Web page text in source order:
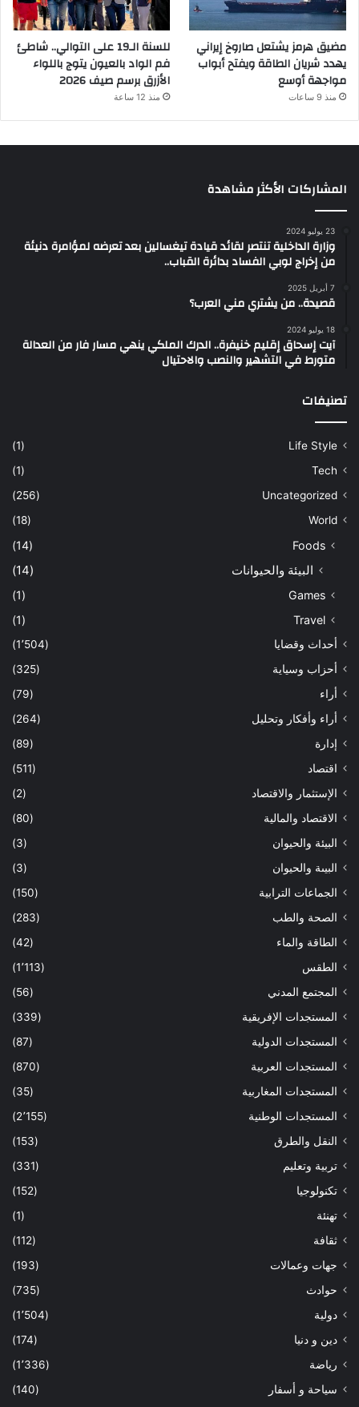
مضيق هرمز يشتعل صاروخ إيراني
يهدد شريان الطاقة ويفتح أبواب
مواجهة أوسع
منذ 9 ساعات
للسنة الـ19 على التوالي.. شاطئ
فم الواد بالعيون يتوج باللواء
الأزرق برسم صيف 2026
منذ 12 ساعة
المشاركات الأكثر مشاهدة
23 يوليو 2024
وزارة الداخلية تنتصر لقائد قيادة تيغسالين بعد تعرضه لمؤامرة دنيئة
من إخراج لوبي الفساد بدائرة القباب..
7 أبريل 2025
قصيدة.. من يشتري مني العرب؟
18 يوليو 2024
آيت إسحاق إقليم خنيفرة.. الدرك الملكي ينهي مسار فار من العدالة
متورط في التشهير والنصب والاحتيال
تصنيفات
Life Style
(1)
Tech
(1)
Uncategorized
(256)
World
(18)
Foods
(14)
البيئة والحيوانات (14)
Games
(1)
Travel
(1)
أحداث وقضايا
(1٬504)
أحزاب وسياية
(325)
أراء
(79)
أراء وأفكار وتحليل
(264)
إدارة
(89)
اقتصاد
(511)
الإستثمار والاقتصاد
(2)
الاقتصاد والمالية
(80)
البيئة والحيوان
(3)
البيىة والحيوان
(3)
الجماعات الترابية
(150)
الصحة والطب
(283)
الطاقة والماء
(42)
الطقس
(1٬113)
المجتمع المدني
(56)
المستجدات الإفريقية
(339)
المستجدات الدولية
(87)
المستجدات العربية
(870)
المستجدات المغاربية
(35)
المستجدات الوطنية
(2٬155)
النقل والطرق
(153)
تربية وتعليم
(331)
تكنولوجيا
(152)
تهنئة
(1)
ثقافة
(112)
جهات وعمالات
(193)
حوادث
(735)
دولية
(1٬504)
دين و دنيا
(174)
رياضة
(1٬336)
سياحة و أسفار
(140)